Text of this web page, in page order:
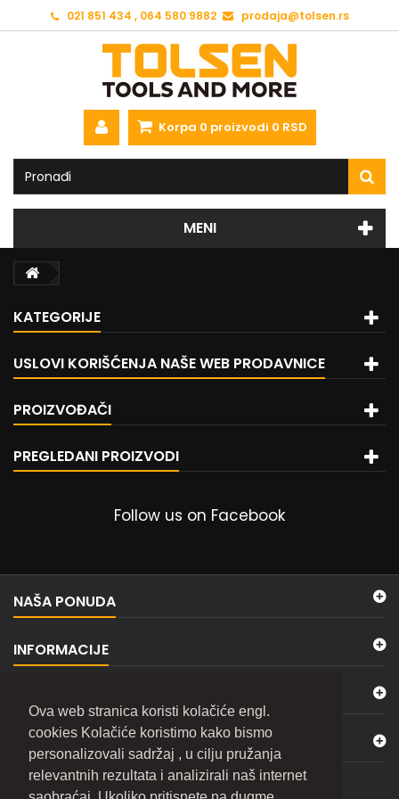
Ova web stranica koristi kolačiće engl.
cookies Kolačiće koristimo kako bismo
personalizovali sadržaj , u cilju pružanja
relevantnih rezultata i analizirali naš internet
021 851 434 , 064 580 9882 prodaja@tolsen.rs
Korpa 0 proizvodi 0 RSD
MENI
KATEGORIJE
USLOVI KORIŠĆENJA NAŠE WEB PRODAVNICE
PROIZVOĐAČI
PREGLEDANI PROIZVODI
Follow us on Facebook
NAŠA PONUDA
INFORMACIJE
KONTAKTIRAJTE NAS
BILTEN